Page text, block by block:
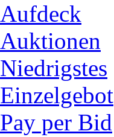
Aufdeck
Auktionen
Niedrigstes
Einzelgebot
Pay per Bid